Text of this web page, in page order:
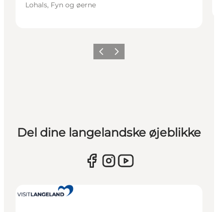
Lohals, Fyn og øerne
ForrigeNæste
Del dine langelandske øjeblikke